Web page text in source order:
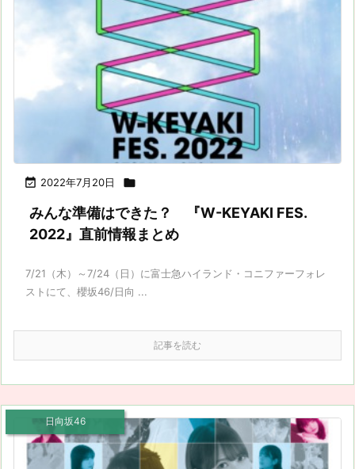
 2022年7月20日 
みんな準備はできた？ 『W-KEYAKI FES.
2022』直前情報まとめ
7/21（木）～7/24（日）に富士急ハイランド・コニファーフォレ
ストにて、櫻坂46/日向 ...
記事を読む
日向坂46